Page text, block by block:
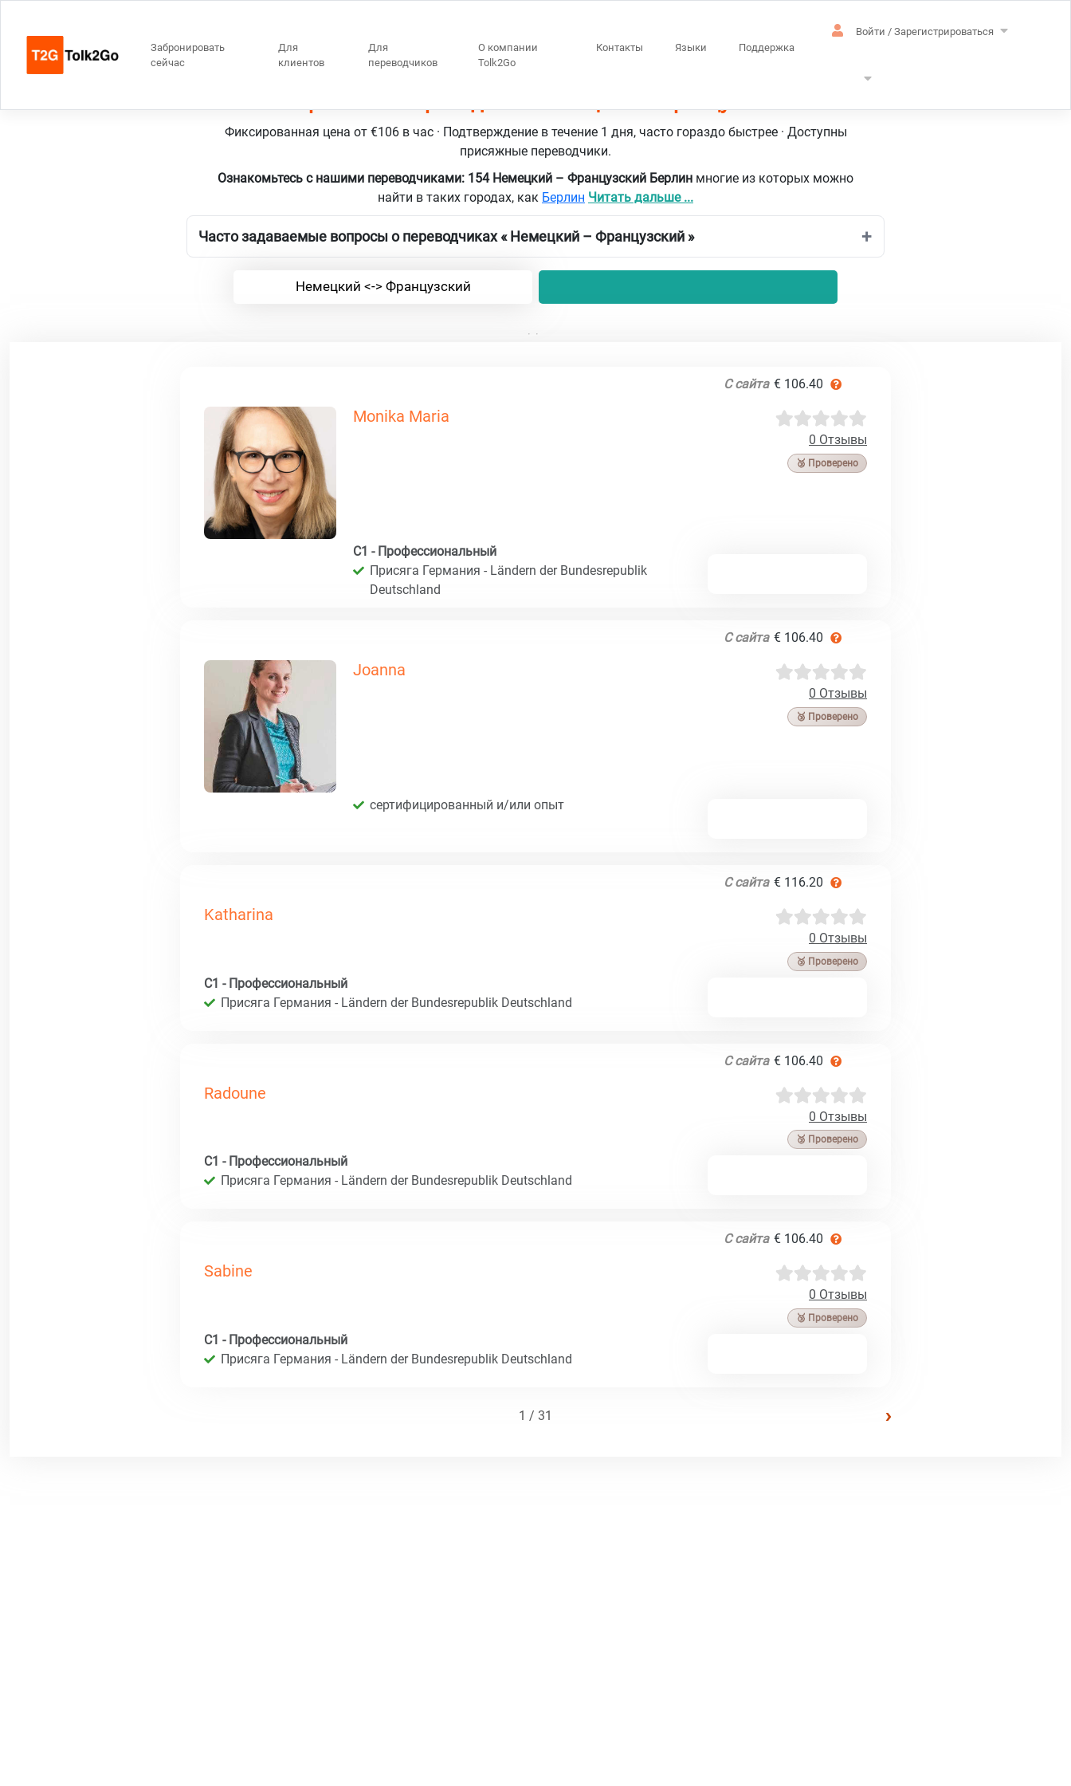
Забронировать
сейчас
Для
клиентов
Для
переводчиков
О компании
Tolk2Go
Контакты Языки Поддержка
Войти / Зарегистрироваться
Фиксированная цена от €106 в час · Подтверждение в течение 1 дня, часто гораздо быстрее · Доступны
присяжные переводчики.
Ознакомьтесь с нашими переводчиками: 154 Немецкий – Французский Берлин многие из которых можно
найти в таких городах, как Берлин Читать дальше ...
Часто задаваемые вопросы о переводчиках « Немецкий – Французский »
Немецкий <-> Французский
С сайта € 106.40
Monika Maria
0 Отзывы
🥉 Проверено
C1 - Профессиональный
Присяга Германия - Ländern der Bundesrepublik
Deutschland
С сайта € 106.40
Joanna
0 Отзывы
🥉 Проверено
сертифицированный и/или опыт
С сайта € 116.20
Katharina
0 Отзывы
🥉 Проверено
C1 - Профессиональный
Присяга Германия - Ländern der Bundesrepublik Deutschland
С сайта € 106.40
Radoune
0 Отзывы
🥉 Проверено
C1 - Профессиональный
Присяга Германия - Ländern der Bundesrepublik Deutschland
С сайта € 106.40
Sabine
0 Отзывы
🥉 Проверено
C1 - Профессиональный
Присяга Германия - Ländern der Bundesrepublik Deutschland
1 / 31 ›